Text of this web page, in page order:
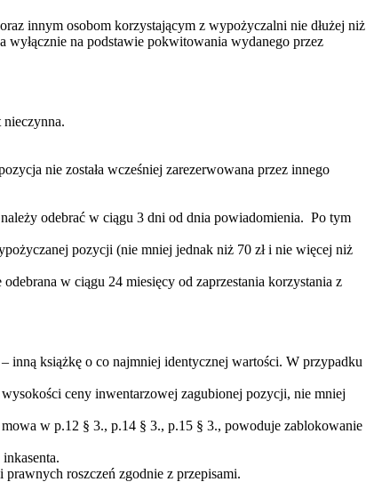
innym osobom korzystającym z wypożyczalni nie dłużej niż
na podstawie pokwitowania wydanego przez
nie została wcześniej zarezerwowana przez innego
odebrać w ciągu 3 dni od dnia powiadomienia. Po tym
pozycji (nie mniej jednak niż 70 zł i nie więcej niż
w ciągu 24 miesięcy od zaprzestania korzystania z
książkę o co najmniej identycznej wartości. W przypadku
ceny inwentarzowej zagubionej pozycji, nie mniej
w p.12 § 3., p.14 § 3., p.15 § 3., powoduje zablokowanie
roszczeń zgodnie z przepisami.